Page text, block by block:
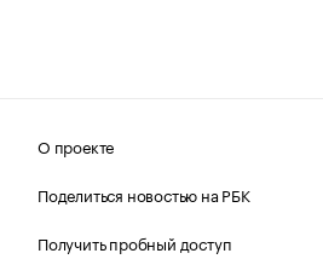
О проекте
Поделиться новостью на РБК
Получить пробный доступ